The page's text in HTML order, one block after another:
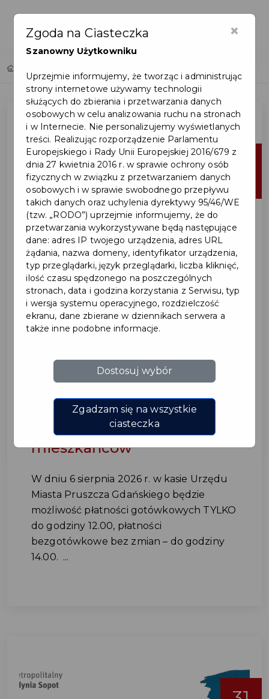
05
Kasa w Urzędzie Miasta
Pruszcza Gdańskiego –
komunikat dla
mieszkańców
W dniu 6 sierpnia 2026 r. w kasie Urzędu
Miasta Pruszcza Gdańskiego będzie
możliwość płatności gotówkowych TYLKO
do godziny 12.00, płatności
bezgotówkowe bez zmian – do godziny
14.00. ...
×
Zgoda na Ciasteczka
Szanowny Użytkowniku
Uprzejmie informujemy, że tworząc i administrując
strony internetowe używamy technologii
służących do zbierania i przetwarzania danych
osobowych w celu analizowania ruchu na stronach
i w Internecie. Nie personalizujemy wyświetlanych
treści. Realizując rozporządzenie Parlamentu
Europejskiego i Rady Unii Europejskiej 2016/679 z
dnia 27 kwietnia 2016 r. w sprawie ochrony osób
fizycznych w związku z przetwarzaniem danych
osobowych i w sprawie swobodnego przepływu
takich danych oraz uchylenia dyrektywy 95/46/WE
(tzw. „RODO”) uprzejmie informujemy, że do
przetwarzania wykorzystywane będą następujące
dane: adres IP twojego urządzenia, adres URL
żądania, nazwa domeny, identyfikator urządzenia,
typ przeglądarki, język przeglądarki, liczba kliknięć,
ilość czasu spędzonego na poszczególnych
stronach, data i godzina korzystania z Serwisu, typ
i wersja systemu operacyjnego, rozdzielczość
ekranu, dane zbierane w dziennikach serwera a
także inne podobne informacje.
Dostosuj wybór
Zgadzam się na wszystkie
ciasteczka